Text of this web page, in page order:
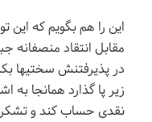
این را هم بگویم که
مقابل انتقاد منصفانه
در پذیرفتنش سختیها
زیر پا گذارد همانجا
نقدی حساب کند و تشکر